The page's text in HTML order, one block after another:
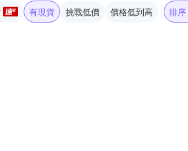
有現貨 挑戰低價 價格低到高 排序